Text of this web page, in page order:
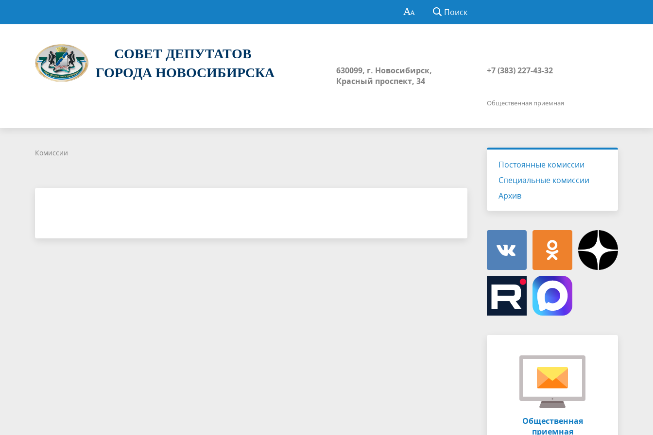
Поиск
СОВЕТ ДЕПУТАТОВ
ГОРОДА НОВОСИБИРСКА
630099, г. Новосибирск,
Красный проспект, 34
+7 (383) 227-43-32
Общественная приемная
Комиссии
Постоянные комиссии
Специальные комиссии
Архив
Общественная
приемная